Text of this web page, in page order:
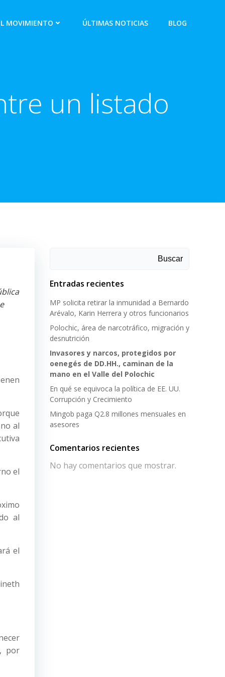
MOVIMIENTO ÚLTIMAS NOTICIAS BLOG
un listado
al
el
al
el
por
Buscar
Entradas recientes
MP solicita retirar la inmunidad a Bernardo
Arévalo, Karin Herrera y otros funcionarios
Polochic, área de narcotráfico, migración y
desnutrición
Invasores y narcos, protegidos por
oenegés de DD.HH., caminan de la
mano en el Valle del Polochic
En qué se equivoca la política de EE. UU.
Corrupción y Crecimiento
Mingob paga Q2.8 millones mensuales en
asesores
Comentarios recientes
No hay comentarios que mostrar.